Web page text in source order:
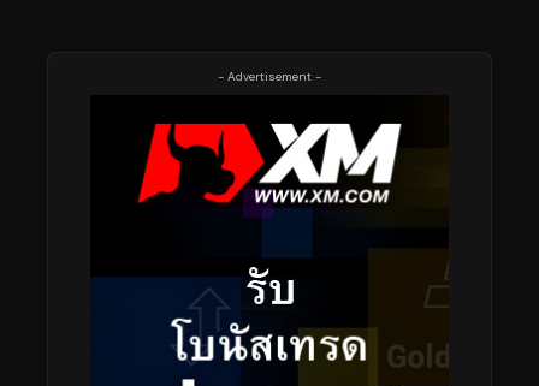
- Advertisement -